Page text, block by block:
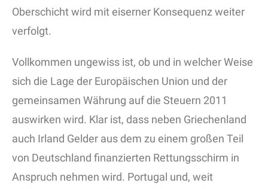
Oberschicht wird mit eiserner Konsequenz weiter
verfolgt.
Vollkommen ungewiss ist, ob und in welcher Weise
sich die Lage der Europäischen Union und der
gemeinsamen Währung auf die Steuern 2011
auswirken wird. Klar ist, dass neben Griechenland
auch Irland Gelder aus dem zu einem großen Teil
von Deutschland finanzierten Rettungsschirm in
Anspruch nehmen wird. Portugal und, weit